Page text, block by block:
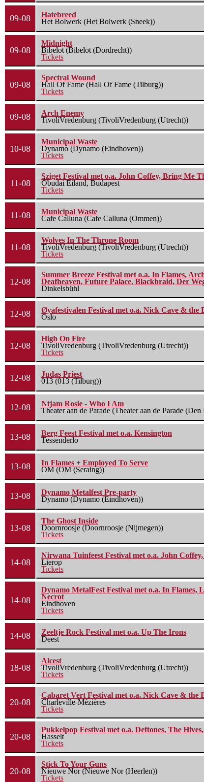
09-08
Hatebreed
Het Bolwerk (Het Bolwerk (Sneek))
09-08
Midnight
Bibelot (Bibelot (Dordrecht))
Tickets
09-08
Spectral Wound
Hall Of Fame (Hall Of Fame (Tilburg))
Tickets
09-08
Arch Enemy
TivoliVredenburg (TivoliVredenburg (Utrecht))
10-08
Municipal Waste
Dynamo (Dynamo (Eindhoven))
Tickets
11-08
Sziget Festival met o.a. John Coffey, Bring Me
Óbudai Eiland, Budapest
Tickets
11-08
Municipal Waste
Cafe Calluna (Cafe Calluna (Ommen))
11-08
Wolves In The Throne Room
TivoliVredenburg (TivoliVredenburg (Utrecht))
Tickets
12-08
Summer Breeze Festival met o.a. In Flames,
Deafheaven, Future Palace, Blackbraid, Der
Dinkelsbühl
12-08
Øyafestivalen Festival met o.a. Nick Cave & the
Oslo
12-08
High On Fire
TivoliVredenburg (TivoliVredenburg (Utrecht))
Tickets
12-08
Judas Priest
013 (013 (Tilburg))
12-08
Ntjam Rosie - Who I Am
Theater aan de Parade (Theater aan de Parade
13-08
Berg Feest Festival met o.a. Kensington
Tessenderlo
13-08
In Flames + Employed To Serve
OM (OM (Seraing))
13-08
Dynamo Metalfest Pre-party
Dynamo (Dynamo (Eindhoven))
13-08
The Ghost Inside
Doornroosje (Doornroosje (Nijmegen))
Tickets
14-08
Nirwana Tuinfeest Festival met o.a. John
Lierop
Tickets
14-08
Dynamo MetalFest Festival met o.a. In
Necrot
Eindhoven
Tickets
14-08
Zeeltje Rock Festival met o.a. Up The Irons
Deest
18-08
Alcest
TivoliVredenburg (TivoliVredenburg (Utrecht))
Tickets
20-08
Cabaret Vert Festival met o.a. Nick Cave & the
Charleville-Mézières
Tickets
20-08
Pukkelpop Festival met o.a. Deftones, The
Hasselt
Tickets
20-08
Stick To Your Guns
Nieuwe Nor (Nieuwe Nor (Heerlen))
Tickets